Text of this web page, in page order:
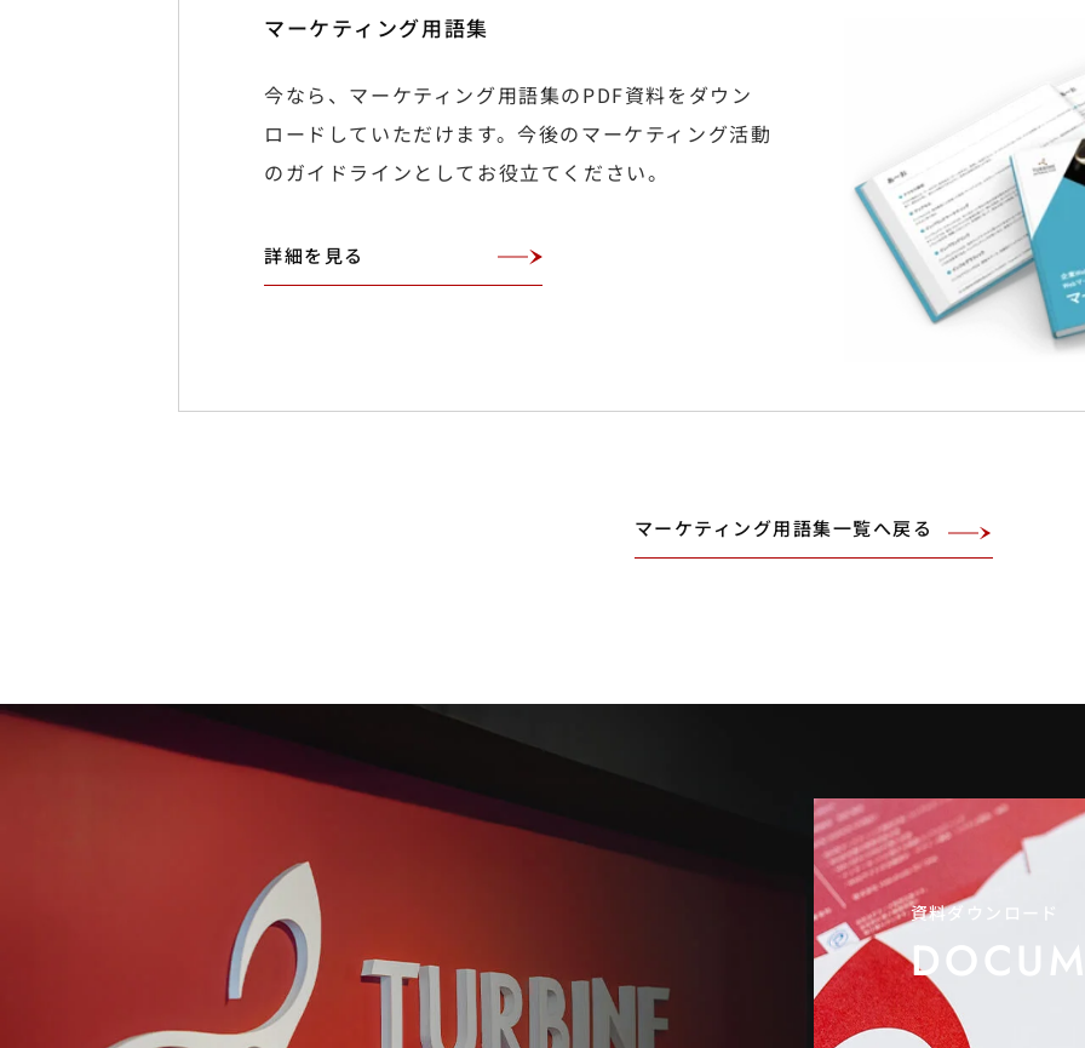
マーケティング用語集
今なら、マーケティング用語集のPDF資料をダウン
ロードしていただけます。今後のマーケティング活動
のガイドラインとしてお役立てください。
詳細を見る
マーケティング用語集一覧へ戻る
資料ダウンロード